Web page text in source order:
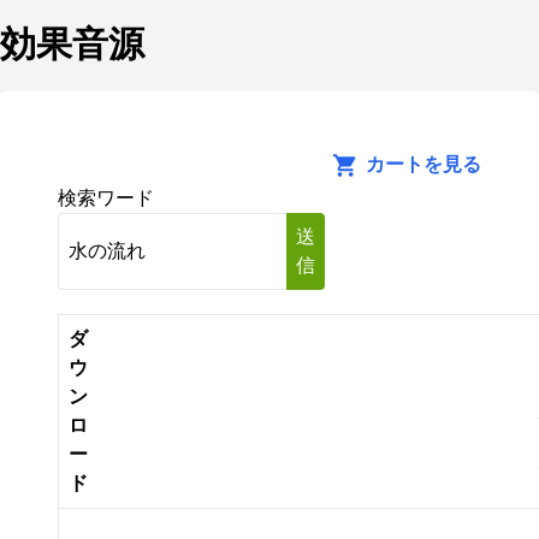
効果音源
カートを見る
検索ワード
送
信
ダ
ウ
ン
ロ
ー
ド